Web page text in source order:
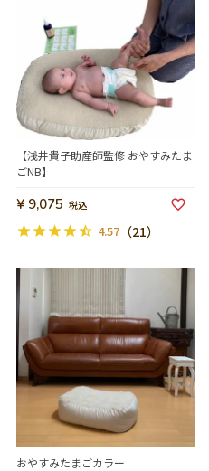
【浅井貴子助産師監修 おやすみたま
ごNB】
¥ 9,075 税込
4.57（21）
おやすみたまごカラー